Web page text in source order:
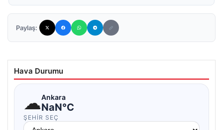
Paylaş:
Hava Durumu
☁Ankara
NaN°C
ŞEHIR SEÇ